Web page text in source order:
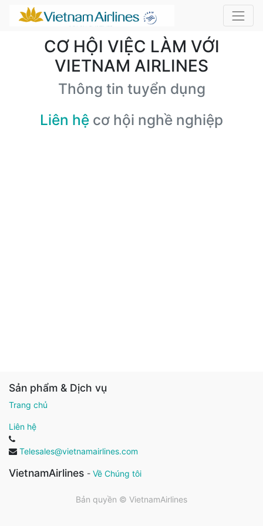
CƠ HỘI VIỆC LÀM VỚI
VIETNAM AIRLINES
Thông tin tuyển dụng
Liên hệ cơ hội nghề nghiệp
Sản phẩm & Dịch vụ
Trang chủ
Liên hệ
Telesales@vietnamairlines.com
VietnamAirlines - Về Chúng tôi
Bản quyền © VietnamAirlines